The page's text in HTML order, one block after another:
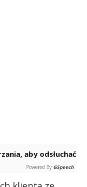
Powered By GSpeech